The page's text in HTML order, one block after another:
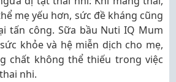
mẹ yếu hơn, sức đề kháng cũng
tấn công. Sữa bầu Nuti IQ Mum
khỏe và hệ miễn dịch cho mẹ,
chất không thể thiếu trong việc
nhi.